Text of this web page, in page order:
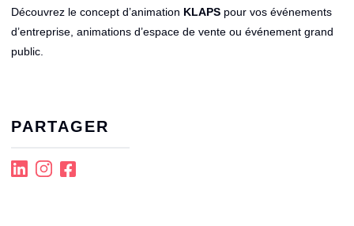
Découvrez le concept d’animation KLAPS pour vos événements
d’entreprise, animations d’espace de vente ou événement grand
public.
PARTAGER